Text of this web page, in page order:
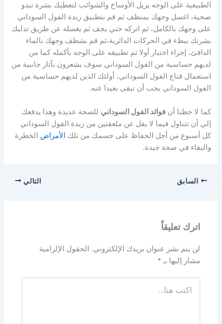
الطبيعية على الوجه يزيل الأوساخ والشوائب لتعطيك بشرة تبدو
صحية، اغسل وجهك بمنظف ثم قم بتطبيق زبدة الفول السوداني
على وجهك بالكامل، ثم اتركه حتي يجف ثم يغسله عن طريق تدليك
بشرتك ببطء في الحركات الدائرية،ثم قم بشطف وجهك بالماء
الدافئ، إجراء اختبار أولا ثم تطبيقه على الوجه بأكمله كما من
لديهم حساسية من الفول السوداني سوف يشعرون بآثار جانبية من
استعمال قناع الفول السوداني، أولئك الذين لديهم حساسية من
الفول السوداني يجب أن تبقى بعيدا عنه.
كما لا حظنا أنفوائد الفول السوداني للصحة عديدة وهذا يدفعك
إلي أن تتناول فيما لا يقل عن ملعقتين من زبدة الفول السوداني
كل أسبوع من أجل الحفاظ على جسمك من تلك الأمراض الخطرة
والبقاء في صحة جيدة.
السابق التالي
اترك تعليقاً
لن يتم نشر عنوان بريدك الإلكتروني. الحقول الإلزامية
مشار إليها بـ*
هنا...